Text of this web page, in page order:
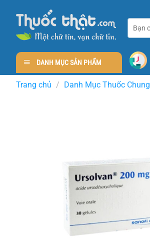
content
kiếm:
DANH MỤC SẢN PHẨM
Trang chủ / Danh Mục Thuốc Chung